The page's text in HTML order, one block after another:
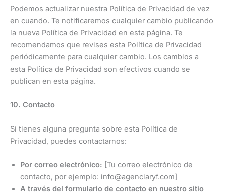
Podemos actualizar nuestra Política de Privacidad de vez
en cuando. Te notificaremos cualquier cambio publicando
la nueva Política de Privacidad en esta página. Te
recomendamos que revises esta Política de Privacidad
periódicamente para cualquier cambio. Los cambios a
esta Política de Privacidad son efectivos cuando se
publican en esta página.
10. Contacto
Si tienes alguna pregunta sobre esta Política de
Privacidad, puedes contactarnos:
Por correo electrónico: [Tu correo electrónico de
contacto, por ejemplo: info@agenciaryf.com]
A través del formulario de contacto en nuestro sitio